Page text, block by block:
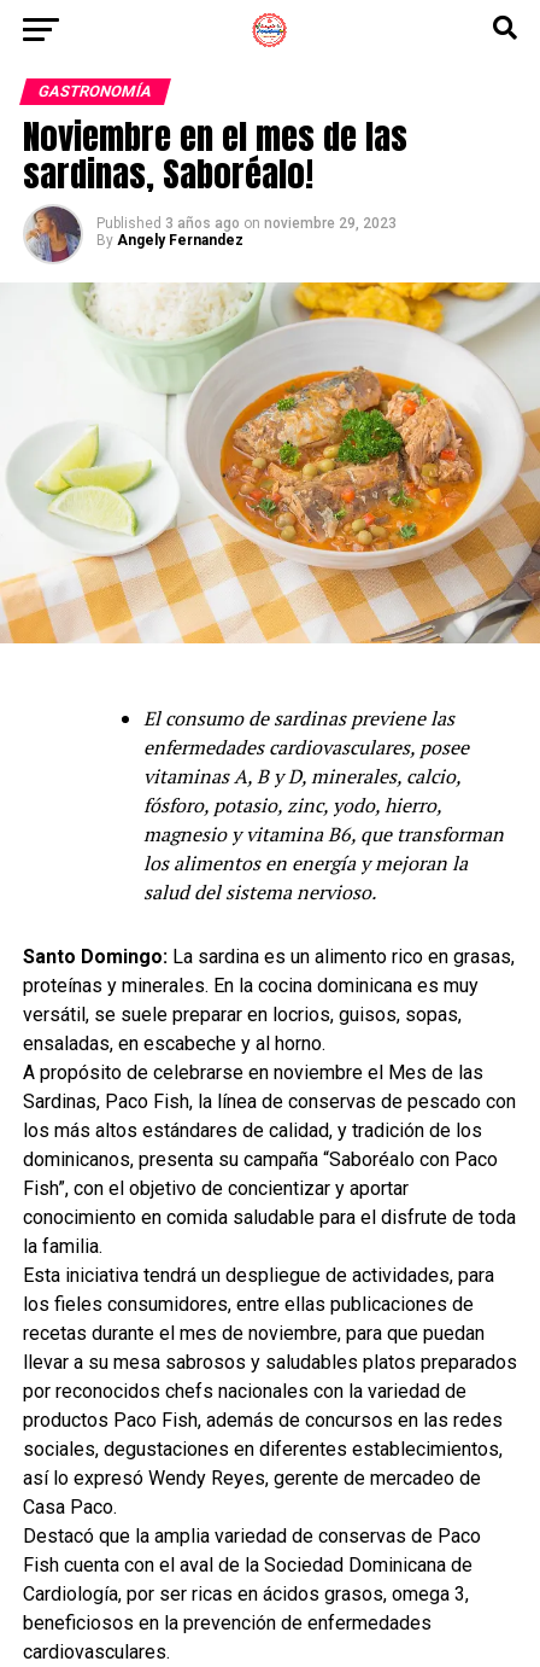
GASTRONOMÍA
Noviembre en el mes de las
sardinas, Saboréalo​!
Published 3 años ago on noviembre 29, 2023
By Angely Fernandez
El consumo de sardinaspreviene las
enfermedades cardiovasculares, posee
vitaminas A, B y D, minerales, calcio,
fósforo, potasio, zinc, yodo, hierro,
magnesio y vitamina B6, que transforman
los alimentos en energía y mejoran la
salud del sistema nervioso.
Santo Domingo: La sardina es un alimento rico en grasas,
proteínas y minerales. En la cocina dominicana es muy
versátil, se suele preparar en locrios, guisos, sopas,
ensaladas, en escabeche y al horno.
A propósito de celebrarse en noviembre el Mes de las
Sardinas, Paco Fish, la línea de conservas de pescado con
los más altos estándares de calidad, y tradición de los
dominicanos, presenta su campaña “Saboréalo con Paco
Fish”, con el objetivo de concientizar y aportar
conocimiento en comida saludable para el disfrute de toda
la familia.
Esta iniciativa tendrá un despliegue de actividades, para
los fieles consumidores, entre ellas publicaciones de
recetas durante el mes de noviembre, para que puedan
llevar a su mesa sabrosos y saludables platos preparados
por reconocidos chefs nacionales con la variedad de
productos Paco Fish, además de concursos en las redes
sociales, degustaciones en diferentes establecimientos,
así lo expresó Wendy Reyes, gerente de mercadeo de
Casa Paco.
Destacó que la amplia variedad de conservas de Paco
Fish cuenta con el aval de la Sociedad Dominicana de
Cardiología, por ser ricas en ácidos grasos, omega 3,
beneficiosos en la prevención de enfermedades
cardiovasculares.